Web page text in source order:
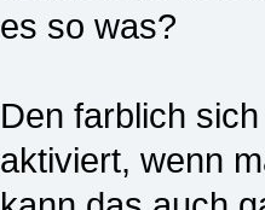
es so was?
Den farblich
aktiviert, wenn